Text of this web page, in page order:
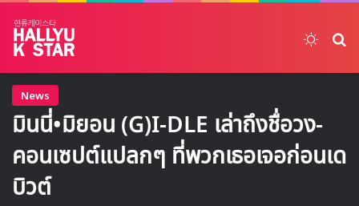
News
มินนี่•มิยอน (G)I-DLE เล่าถึงชื่อวง-
คอนเซปต์แปลกๆ ที่พวกเธอเจอก่อนเด
บิวต์